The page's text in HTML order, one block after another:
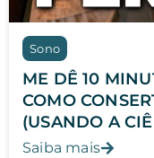
Sono
ME DÊ 10
COMO
(USANDO A
Saiba mais